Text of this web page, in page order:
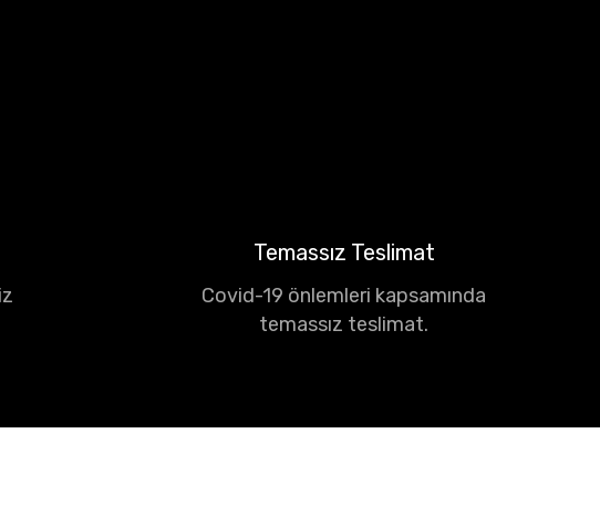
Temassız Teslimat
Covid-19 önlemleri kapsamında
temassız teslimat.